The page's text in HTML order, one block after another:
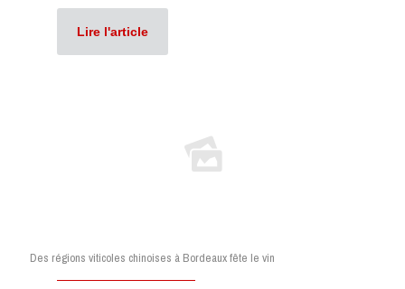
Lire l'article
Des régions viticoles chinoises à Bordeaux fête le vin